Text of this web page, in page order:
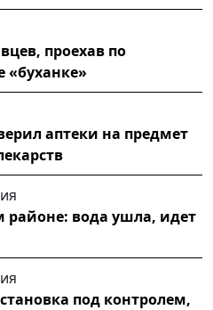
проехав по
«буханке»
аптеки на предмет
районе: вода ушла, идет
под контролем,